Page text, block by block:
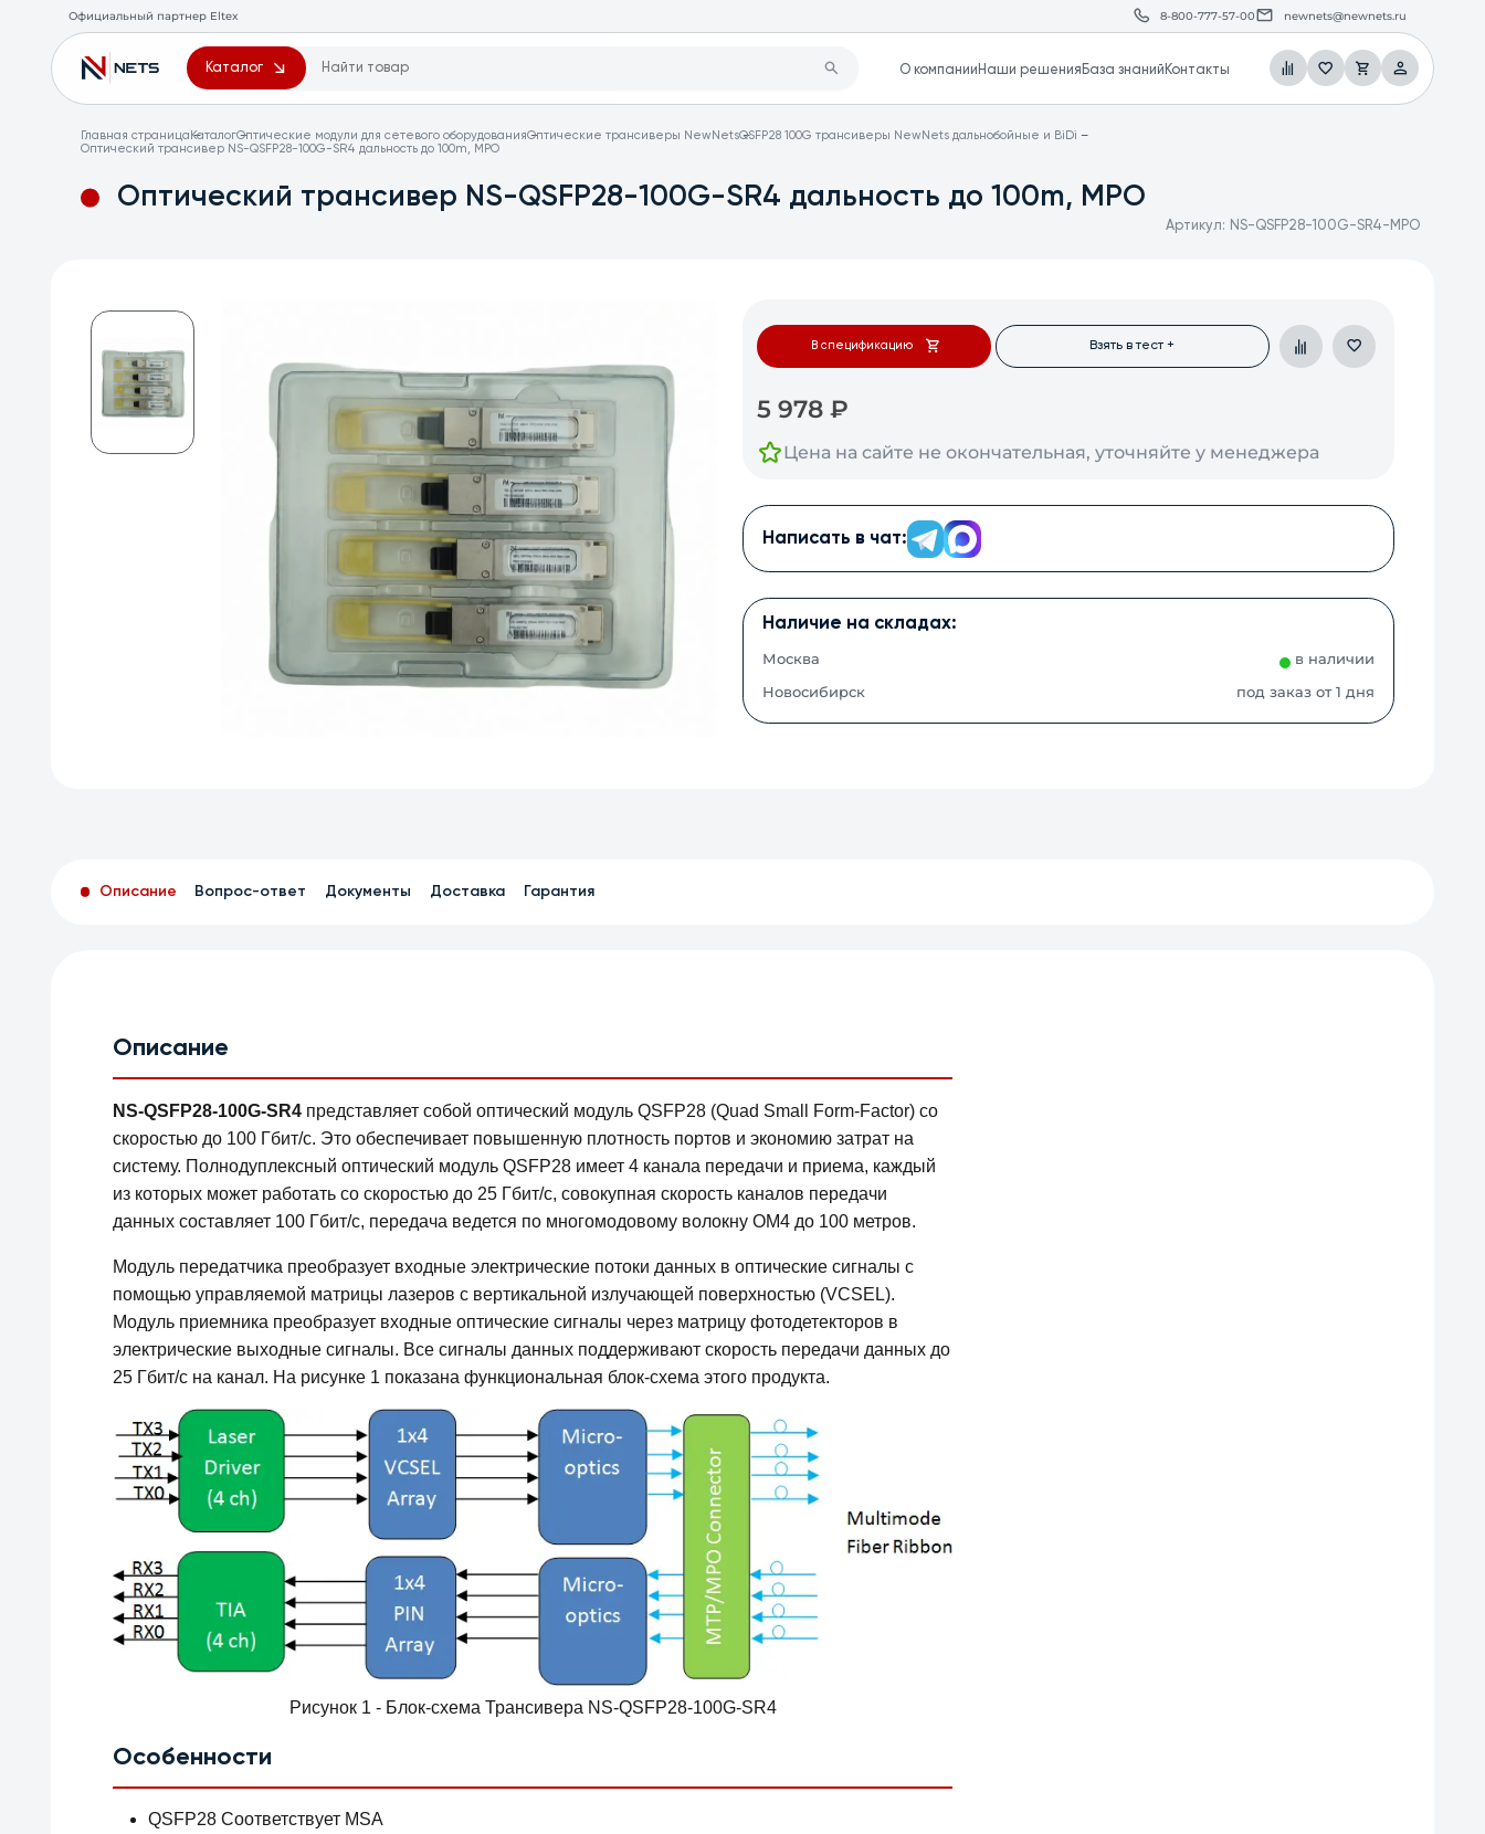
Официальный партнер Eltex 8-800-777-57-00 newnets@newnets.ru
Каталог О компании Наши решения База знаний Контакты
Главная страницаКаталогОптические модули для сетевого оборудованияОптические трансиверы NewNetsQSFP28 100G трансиверы NewNets дальнобойные и BiDi
Оптический трансивер NS-QSFP28-100G-SR4 дальность до 100m, MPO
Оптический трансивер NS-QSFP28-100G-SR4 дальность до 100m, MPO
Артикул: NS-QSFP28-100G-SR4-MPO
В спецификацию Взять в тест +
5 978 ₽
Цена на сайте не окончательная, уточняйте у менеджера
Написать в чат:
Наличие на складах:
Москва
в наличии
Новосибирск
под заказ от 1 дня
Описание Вопрос-ответ Документы Доставка Гарантия
Описание
NS-QSFP28-100G-SR4 представляет собой оптический модуль QSFP28 (Quad Small Form-Factor) со
скоростью до 100 Гбит/с. Это обеспечивает повышенную плотность портов и экономию затрат на
систему. Полнодуплексный оптический модуль QSFP28 имеет 4 канала передачи и приема, каждый
из которых может работать со скоростью до 25 Гбит/с, совокупная скорость каналов передачи
данных составляет 100 Гбит/с, передача ведется по многомодовому волокну OM4 до 100 метров.
Модуль передатчика преобразует входные электрические потоки данных в оптические сигналы с
помощью управляемой матрицы лазеров с вертикальной излучающей поверхностью (VCSEL).
Модуль приемника преобразует входные оптические сигналы через матрицу фотодетекторов в
электрические выходные сигналы. Все сигналы данных поддерживают скорость передачи данных до
25 Гбит/с на канал. На рисунке 1 показана функциональная блок-схема этого продукта.
Рисунок 1 - Блок-схема Трансивера NS-QSFP28-100G-SR4
Особенности
QSFP28 Соответствует MSA